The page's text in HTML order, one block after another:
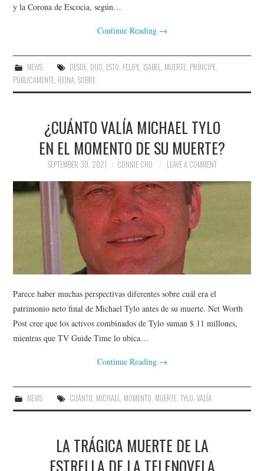
y la Corona de Escocia, según…
Continue Reading →
NEWS DESDE, DIJO, ESTO, FELIPE, ISABEL, MUERTE, PRÍNCIPE,
PÚBLICAMENTE, REINA,SOBRE
¿CUÁNTO VALÍA MICHAEL TYLO
EN EL MOMENTO DE SU MUERTE?
SEPTEMBER 30, 2021 CONNIE CHU LEAVE A COMMENT
Parece haber muchas perspectivas diferentes sobre cuál era el
patrimonio neto final de Michael Tylo antes de su muerte. Net Worth
Post cree que los activos combinados de Tylo suman $ 11 millones,
mientras que TV Guide Time lo ubica…
Continue Reading →
NEWS CUÁNTO, MICHAEL, MOMENTO, MUERTE, TYLO, VALÍA
LA TRÁGICA MUERTE DE LA
ESTRELLA DE LA TELENOVELA